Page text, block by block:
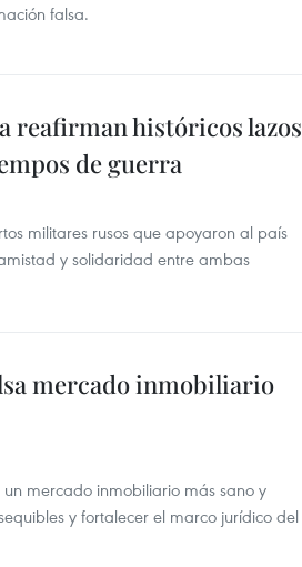
falsa.
reafirman históricos lazos
de guerra
militares rusos que apoyaron al país
y solidaridad entre ambas
mercado inmobiliario
mercado inmobiliario más sano y
y fortalecer el marco jurídico del